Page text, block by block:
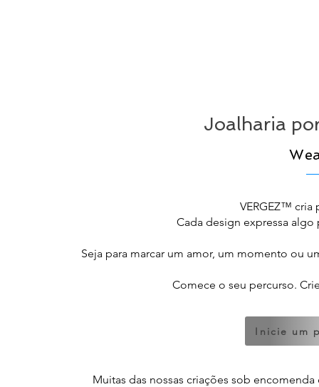
Joalharia
VERGEZ™ cria
Cada design expressa
Seja para marcar um amor, um momento ou
Comece o seu percurso.
Inicie um
Muitas das nossas criações sob